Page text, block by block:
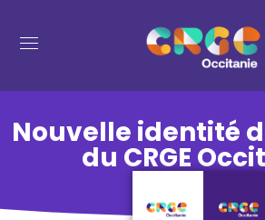
Nouvelle identité
du CRGE